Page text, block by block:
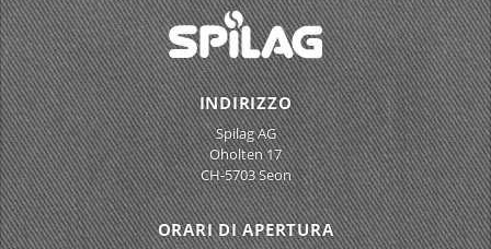
INDIRIZZO
Spilag AG
Oholten 17
CH-5703 Seon
ORARI DI APERTURA